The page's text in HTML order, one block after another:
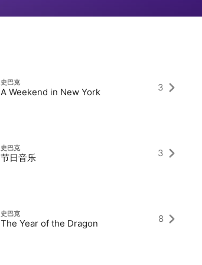
史巴克
A Weekend in New York 3
史巴克
节日音乐 3
史巴克
The Year of the Dragon 8